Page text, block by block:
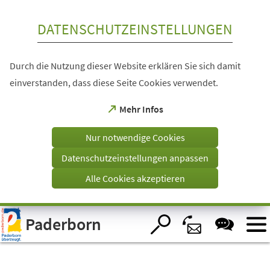
Visuelle
Assistenzsoftware
öffnen.
DATENSCHUTZEINSTELLUNGEN
Durch die Nutzung dieser Website erklären Sie sich damit
einverstanden, dass diese Seite Cookies verwendet.
Mehr Infos
(Öffnet
einem
Tab)
Nur notwendige Cookies
Datenschutzeinstellungen anpassen
Alle Cookies akzeptieren
Paderborn